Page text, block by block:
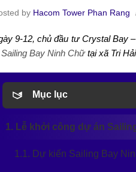
by Hacom Tower Phan Rang
9-12, chủ đầu tư Crystal Bay
Sailing Bay Ninh Chữtại xã Tri
Mục lục
1. Lễ khởi công dự án
1.1. Dự kiến Sailing Bay